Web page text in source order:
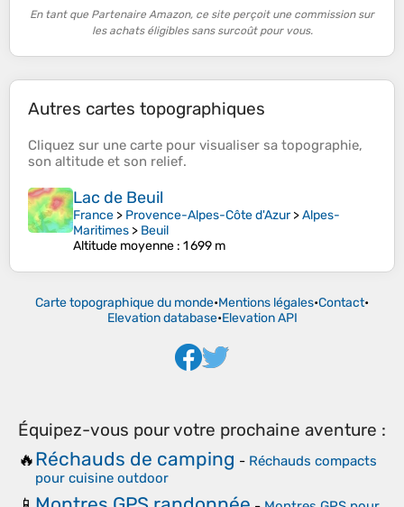
En tant que Partenaire Amazon, ce site perçoit une commission sur
les achats éligibles sans surcoût pour vous.
Autres cartes topographiques
Cliquez sur une carte pour visualiser sa topographie,
son altitude et son relief.
Lac de Beuil
France > Provence-Alpes-Côte d'Azur>Alpes-
Maritimes > Beuil
Altitude moyenne : 1 699 m
Carte topographique du monde•Mentions légales•Contact•
Elevation database•Elevation API
Équipez-vous pour votre prochaine aventure :
🔥Réchauds de camping - Réchauds compacts
pour cuisine outdoor